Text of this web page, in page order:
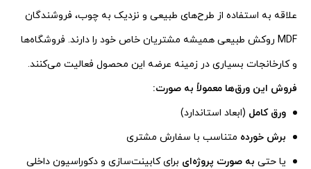
علاقه به استفاده از طرح‌های طبیعی و نزدیک به چوب، فروشندگان
MDF روکش طبیعی همیشه مشتریان خاص خود را دارند. فروشگاه‌ها
و کارخانجات بسیاری در زمینه عرضه این محصول فعالیت می‌کنند.
فروش این ورق‌ها معمولاً به صورت:
ورق کامل (ابعاد استاندارد)
برش خورده متناسب با سفارش مشتری
یا حتی به صورت پروژه‌ای برای کابینت‌سازی و دکوراسیون داخلی